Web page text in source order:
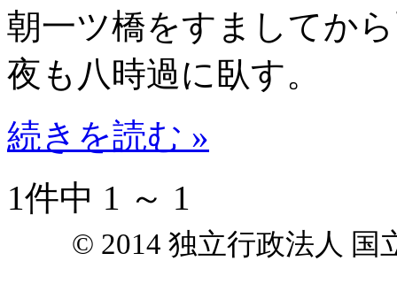
朝一ツ橋をすましてか
夜も八時過に臥す。
続きを読む »
1件中 1 ～ 1
© 2014 独立行政法人 国